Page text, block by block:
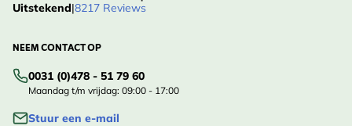
Uitstekend|8217 Reviews
NEEM CONTACT OP
0031 (0)478 - 51 79 60
Maandag t/m vrijdag: 09:00 - 17:00
Stuur een e-mail